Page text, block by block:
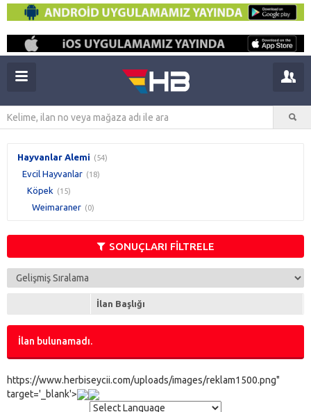
Hayvanlar Alemi (54)
Evcil Hayvanlar (18)
Köpek (15)
Weimaraner (0)
SONUÇLARI FİLTRELE
İlan Başlığı
İlan bulunamadı.
https://www.herbiseycii.com/uploads/images/reklam1500.png"
target='_blank'>